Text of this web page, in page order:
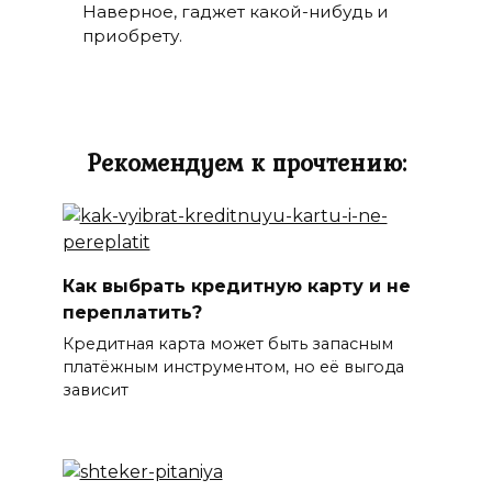
Наверное, гаджет какой-нибудь и
приобрету.
Рекомендуем к прочтению:
Как выбрать кредитную карту и не
переплатить?
Кредитная карта может быть запасным
платёжным инструментом, но её выгода
зависит